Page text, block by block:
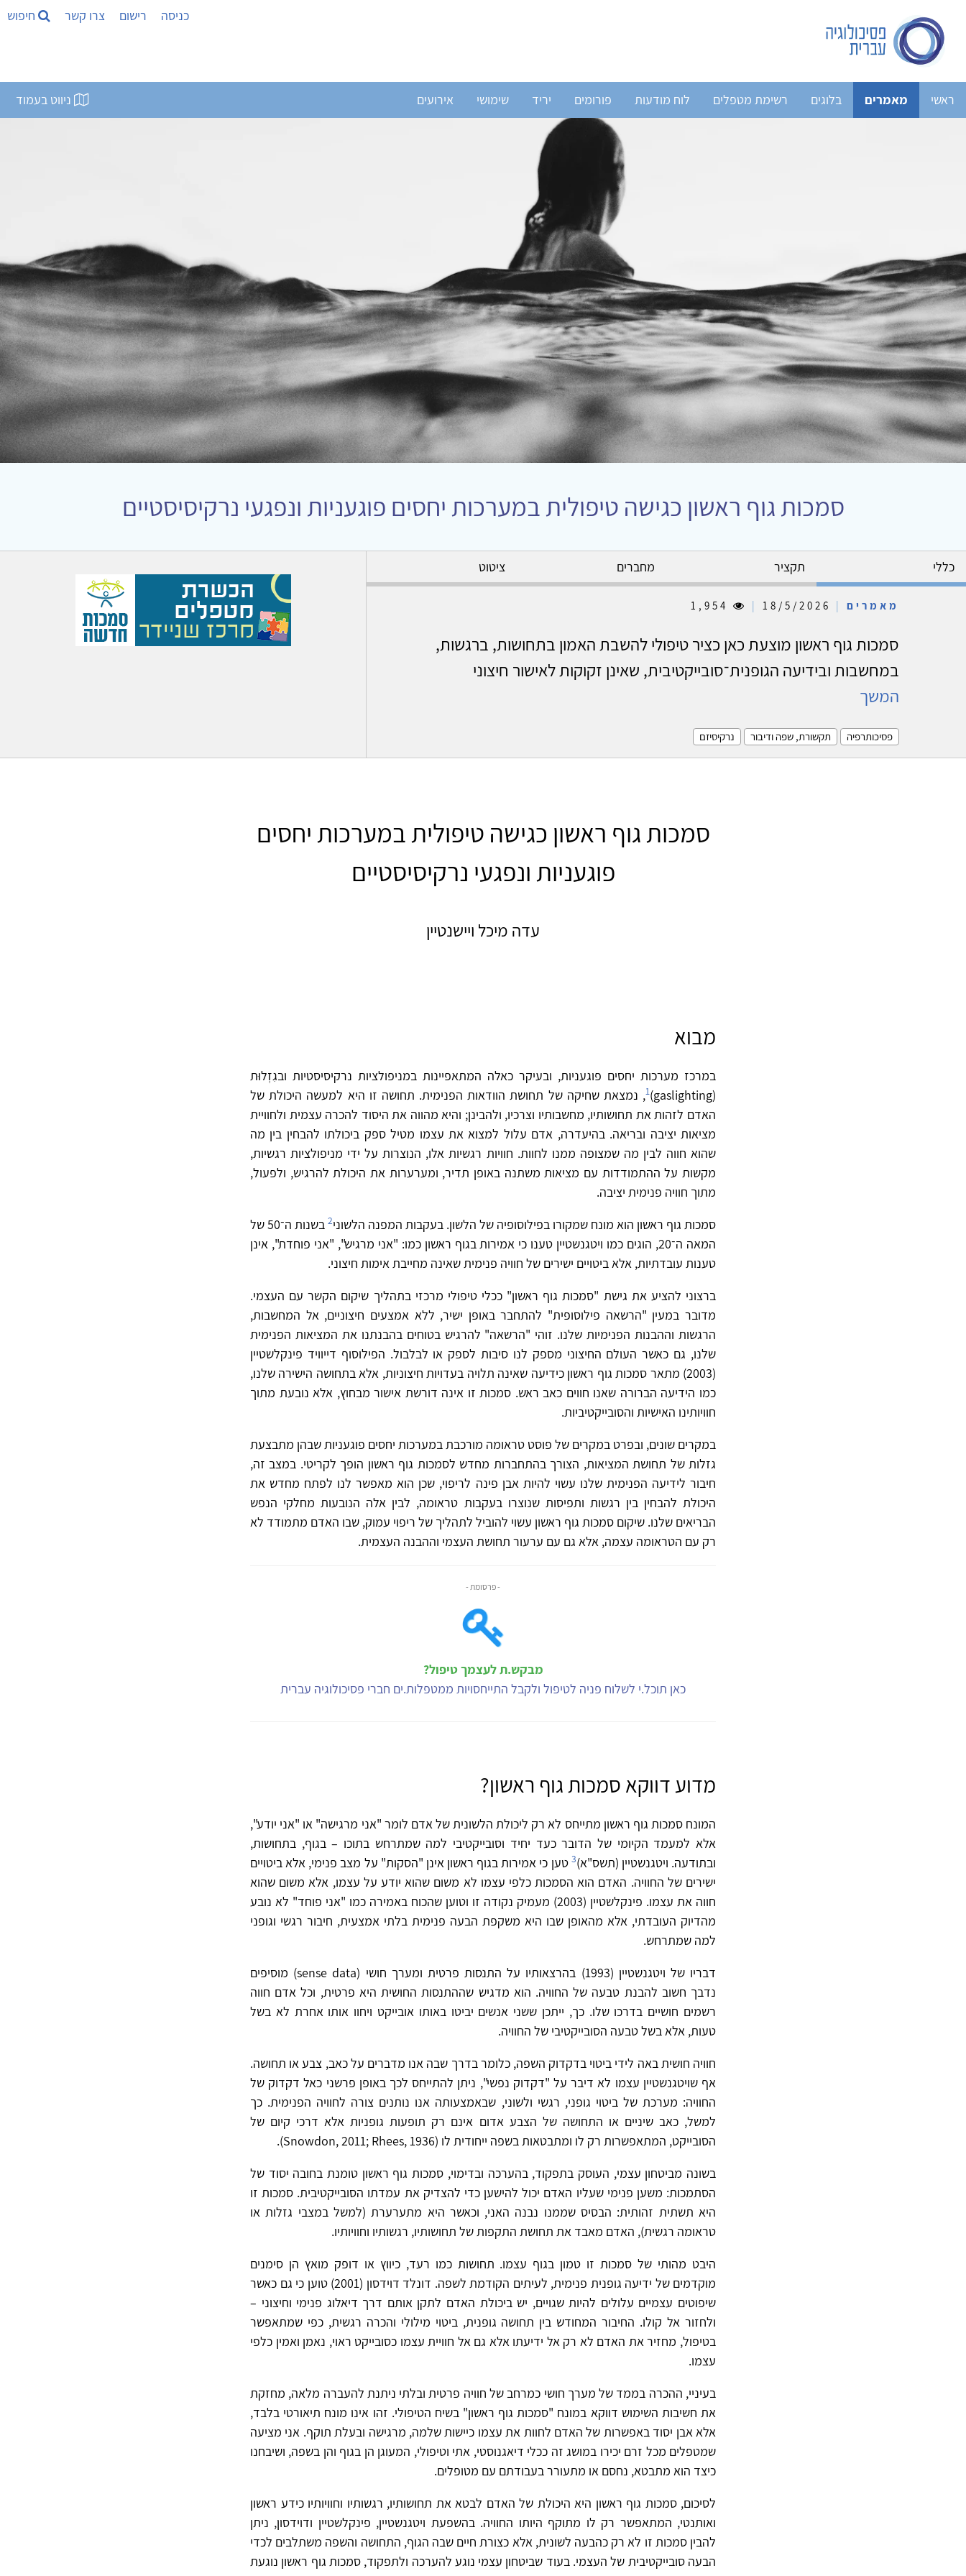
כניסה רישום צרו קשר חיפוש
ראשי מאמרים בלוגים רשימת מטפלים לוח מודעות פורומים יריד שימושי אירועים ניווט בעמוד
סמכות גוף ראשון כגישה טיפולית במערכות יחסים פוגעניות ונפגעי נרקיסיסטיים
כללי תקציר מחברים ציטוט
מאמרים |
|
סמכות גוף ראשון מוצעת כאן כציר טיפולי להשבת האמון בתחושות, ברגשות,
במחשבות ובידיעה הגופנית־סובייקטיבית, שאינן זקוקות לאישור חיצוני
המשך
פסיכותרפיה תקשורת, שפה ודיבור נרקיסיזם
סמכות גוף ראשון כגישה טיפולית במערכות יחסים
פוגעניות ונפגעי נרקיסיסטיים
עדה מיכל ויישנטיין
מבוא
במרכז מערכות יחסים פוגעניות, ובעיקר כאלה המתאפיינות במניפולציות נרקיסיסטיות ובגִזְלוּת
(gaslighting)
1, נמצאת שחיקה של תחושת הוודאות הפנימית. תחושה זו היא למעשה היכולת של
האדם לזהות את תחושותיו, מחשבותיו וצרכיו, ולהבינן; והיא מהווה את היסוד להכרה עצמית ולחוויית
מציאות יציבה ובריאה. בהיעדרה, אדם עלול למצוא את עצמו מטיל ספק ביכולתו להבחין בין מה
שהוא חווה לבין מה שמצופה ממנו לחוות. חוויות רגשיות אלו, הנוצרות על ידי מניפולציות רגשיות,
מקשות על ההתמודדות עם מציאות משתנה באופן תדיר, ומערערות את היכולת להרגיש, ולפעול,
מתוך חוויה פנימית יציבה.
סמכות גוף ראשון הוא מונח שמקורו בפילוסופיה של הלשון. בעקבות המפנה הלשוני2
בשנות ה־50 של
המאה ה־20, הוגים כמו ויטגנשטיין טענו כי אמירות בגוף ראשון כמו: "אני מרגיש", "אני פוחדת", אינן
טענות עובדתיות, אלא ביטויים ישירים של חוויה פנימית שאינה מחייבת אימות חיצוני.
ברצוני להציע את גישת "סמכות גוף ראשון" ככלי טיפולי מרכזי בתהליך שיקום הקשר עם העצמי.
מדובר במעין "הרשאה פילוסופית" להתחבר באופן ישיר, ללא אמצעים חיצוניים, אל המחשבות,
הרגשות וההבנות הפנימיות שלנו. זוהי "הרשאה" להרגיש בטוחים בהבנתנו את המציאות הפנימית
שלנו, גם כאשר העולם החיצוני מספק לנו סיבות לספק או לבלבול. הפילוסוף דייוויד פינקלשטיין
(2003) מתאר סמכות גוף ראשון כידיעה שאינה תלויה בעדויות חיצוניות, אלא בתחושה הישירה שלנו,
כמו הידיעה הברורה שאנו חווים כאב ראש. סמכות זו אינה דורשת אישור מבחוץ, אלא נובעת מתוך
חוויותינו האישיות והסובייקטיביות.
במקרים שונים, ובפרט במקרים של פוסט טראומה מורכבת במערכות יחסים פוגעניות שבהן מתבצעת
גזלות של תחושת המציאות, הצורך בהתחברות מחדש לסמכות גוף ראשון הופך לקריטי. במצב זה,
חיבור לידיעה הפנימית שלנו עשוי להיות אבן פינה לריפוי, שכן הוא מאפשר לנו לפתח מחדש את
היכולת להבחין בין רגשות ותפיסות שנוצרו בעקבות טראומה, לבין אלה הנובעות מחלקי הנפש
הבריאים שלנו. שיקום סמכות גוף ראשון עשוי להוביל לתהליך של ריפוי עמוק, שבו האדם מתמודד לא
רק עם הטראומה עצמה, אלא גם עם ערעור תחושת העצמי וההבנה העצמית.
- פרסומת -
מבקש.ת לעצמך טיפול?
כאן תוכל.י לשלוח פניה לטיפול ולקבל התייחסויות ממטפלות.ים חברי פסיכולוגיה עברית
מדוע דווקא סמכות גוף ראשון?
המונח סמכות גוף ראשון מתייחס לא רק ליכולת הלשונית של אדם לומר "אני מרגישה" או "אני יודע",
אלא למעמד הקיומי של הדובר כעד יחיד וסובייקטיבי למה שמתרחש בתוכו – בגוף, בתחושות,
ובתודעה. ויטגנשטיין (תשס"א)3 טען כי אמירות בגוף ראשון אינן "הסקות" על מצב פנימי, אלא ביטויים
ישירים של החוויה. האדם הוא הסמכות כלפי עצמו לא משום שהוא יודע על עצמו, אלא משום שהוא
חווה את עצמו. פינקלשטיין (2003) מעמיק נקודה זו וטוען שהכוח באמירה כמו "אני פוחד" לא נובע
מהדיוק העובדתי, אלא מהאופן שבו היא משקפת הבעה פנימית בלתי אמצעית, חיבור רגשי וגופני
למה שמתרחש.
דבריו של ויטגנשטיין (1993) בהרצאותיו על התנסות פרטית ומערך חושי (sense data) מוסיפים
נדבך חשוב להבנת טבעה של החוויה. הוא מדגיש שההתנסות החושית היא פרטית, וכל אדם חווה
רשמים חושיים בדרכו שלו. כך, ייתכן ששני אנשים יביטו באותו אובייקט ויחוו אותו אחרת לא בשל
טעות, אלא בשל טבעה הסובייקטיבי של החוויה.
חוויה חושית באה לידי ביטוי בדקדוק השפה, כלומר בדרך שבה אנו מדברים על כאב, צבע או תחושה.
אף שויטגנשטיין עצמו לא דיבר על "דקדוק נפשי", ניתן להתייחס לכך באופן פרשני כאל דקדוק של
החוויה: מערכת של ביטוי גופני, רגשי ולשוני, שבאמצעותה אנו נותנים צורה לחוויה הפנימית. כך
למשל, כאב שיניים או התחושה של הצבע אדום אינם רק תופעות גופניות אלא דרכי קיום של
הסובייקט, המתאפשרות רק לו ומתבטאות בשפה ייחודית לו (Snowdon, 2011; Rhees, 1936).
בשונה מביטחון עצמי, העוסק בתפקוד, בהערכה ובדימוי, סמכות גוף ראשון טומנת בחובה יסוד של
הסתמכות: משען פנימי שעליו האדם יכול להישען כדי להצדיק את עמדתו הסובייקטיבית. סמכות זו
היא תשתית זהותית: הבסיס שממנו נבנה האני, וכאשר היא מתערערת (למשל במצבי גזלות או
טראומה רגשית), האדם מאבד את תחושת התקפות של תחושותיו, רגשותיו וחוויותיו.
היבט מהותי של סמכות זו טמון בגוף עצמו. תחושות כמו רעד, כיווץ או דופק מואץ הן סימנים
מוקדמים של ידיעה גופנית פנימית, לעיתים הקודמת לשפה. דונלד דוידסון (2001) טוען כי גם כאשר
שיפוטים עצמיים עלולים להיות שגויים, יש ביכולת האדם לתקן אותם דרך דיאלוג פנימי וחיצוני –
ולחזור אל קולו. החיבור המחודש בין תחושה גופנית, ביטוי מילולי והכרה רגשית, כפי שמתאפשר
בטיפול, מחזיר את האדם לא רק אל ידיעתו אלא גם אל חוויית עצמו כסובייקט ראוי, נאמן ואמין כלפי
עצמו.
בעיניי, ההכרה בממד של מערך חושי כמרחב של חוויה פרטית ובלתי ניתנת להעברה מלאה, מחזקת
את חשיבות השימוש דווקא במונח "סמכות גוף ראשון" בשיח הטיפולי. זהו אינו מונח תיאורטי בלבד,
אלא אבן יסוד באפשרות של האדם לחוות את עצמו כיישות שלמה, מרגישה ובעלת תוקף. אני מציעה
שמטפלים מכל זרם יכירו במושג זה ככלי דיאגנוסטי, אתי וטיפולי, המעוגן הן בגוף והן בשפה, ושיבחנו
כיצד הוא מתבטא, נחסם או מתעורר בעבודתם עם מטופלים.
לסיכום, סמכות גוף ראשון היא היכולת של האדם לבטא את תחושותיו, רגשותיו וחוויותיו כידע ראשון
ואותנטי, המתאפשר רק לו מתוקף היותו החוויה. בהשפעת ויטגנשטיין, פינקלשטיין ודוידסון, ניתן
להבין סמכות זו לא רק כהבעה לשונית, אלא כצורת חיים שבה הגוף, התחושה והשפה משתלבים לכדי
הבעה סובייקטיבית של העצמי. בעוד שביטחון עצמי נוגע להערכה ולתפקוד, סמכות גוף ראשון נוגעת